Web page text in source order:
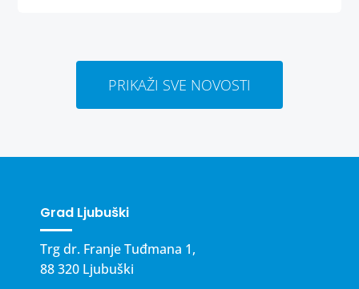
PRIKAŽI SVE NOVOSTI
Grad Ljubuški
Trg dr. Franje Tuđmana 1,
88 320 Ljubuški